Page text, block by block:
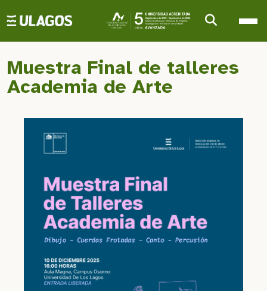
Ulagos Template
Muestra Final de talleres
Academia de Arte